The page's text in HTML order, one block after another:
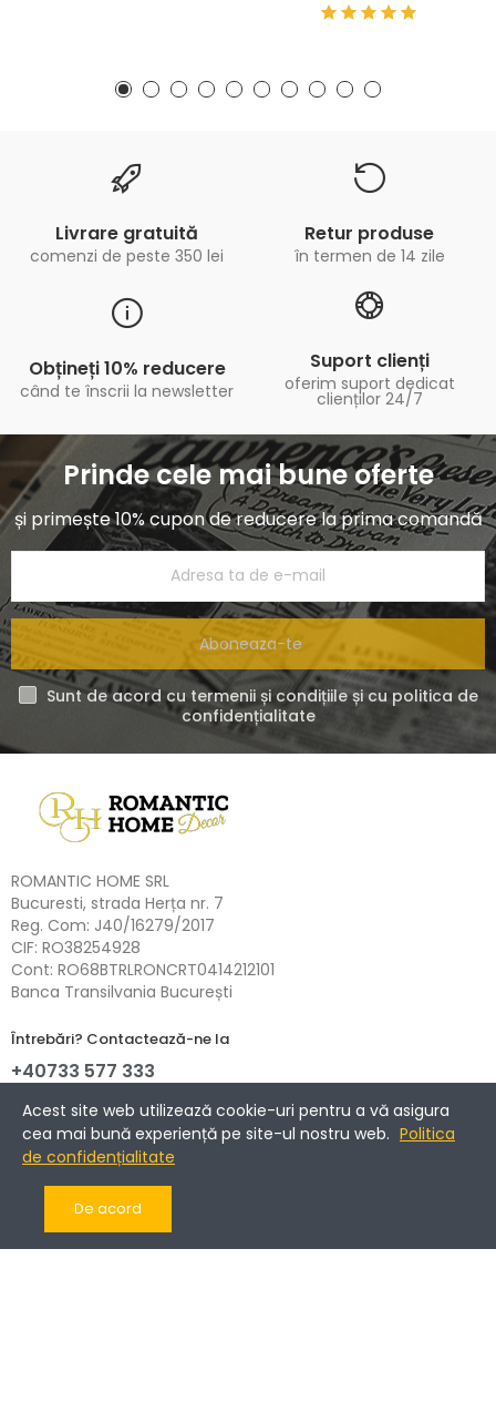
Livrare gratuită
comenzi de peste 350 lei
Retur produse
în termen de 14 zile
Obțineți 10% reducere
când te înscrii la newsletter
Suport clienți
oferim suport dedicat
clienților 24/7
Prinde cele mai bune oferte
și primește 10% cupon de reducere la prima comandă
Aboneaza-te
Sunt de acord cu termenii și condițiile și cu politica de
confidențialitate
ROMANTIC HOME SRL
Bucuresti, strada Herța nr. 7
Reg. Com: J40/16279/2017
CIF: RO38254928
Cont: RO68BTRLRONCRT0414212101
Banca Transilvania București
Întrebări? Contactează-ne la
+40733 577 333
NETOPIA Payments - 3D-Secure.
Companie
Acest site web utilizează cookie-uri pentru a vă asigura
cea mai bună experiență pe site-ul nostru web. Politica
de confidențialitate
De acord